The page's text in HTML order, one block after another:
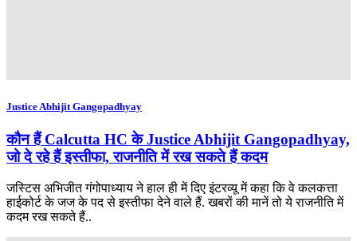
Justice Abhijit Gangopadhyay
कौन हैं Calcutta HC के Justice Abhijit Gangopadhyay,
जो दे रहे हैं इस्तीफा, राजनीति में रख सकते हैं कदम
जस्टिस अभिजीत गंगोपाध्याय ने हाल ही में दिए इंटरव्यू में कहा कि वे कलकत्ता
हाईकोर्ट के जज के पद से इस्तीफा देने वाले हैं. खबरों की मानें तो ये राजनीति में
कदम रख सकते हैं..